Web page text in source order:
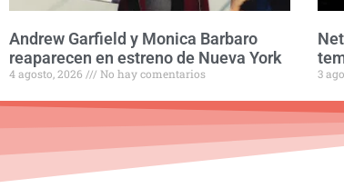
Andrew Garfield y Monica Barbaro
reaparecen en estreno de Nueva York
4 agosto, 2026 No hay comentarios 3